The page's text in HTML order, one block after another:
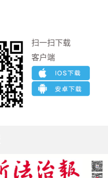
扫一扫下载
客户端